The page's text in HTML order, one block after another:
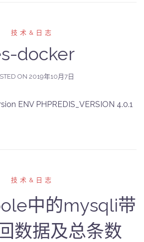
技术&日志
docker
ON 2019年10月7日
ENV PHPREDIS_VERSION 4.0.1
技术&日志
中的mysqli带
数据及总条数